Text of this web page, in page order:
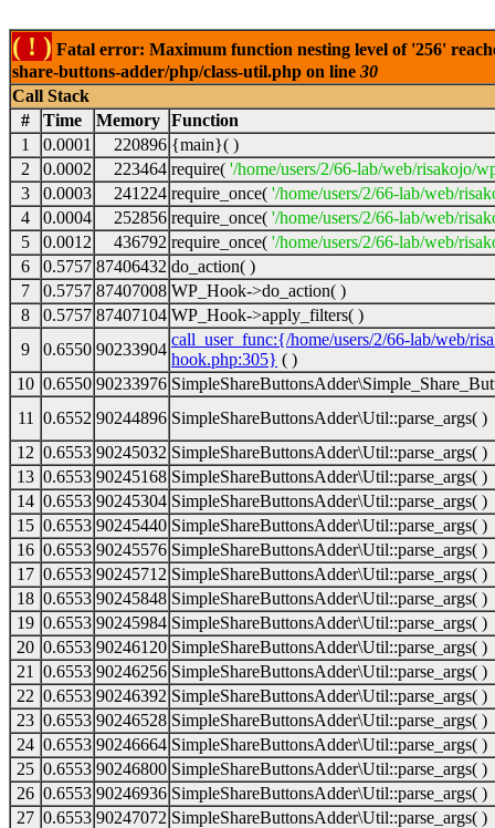
( ! ) Fatal error: Maximum function nesting level of '256'
share-buttons-adder/php/class-util.php on line 30
Call Stack
#
Time Memory Function
1
0.0001 220896 {main}( )
2
0.0002 223464 require( '/home/users/2/66-lab/web/risakojo/
3
0.0003 241224 require_once( '/home/users/2/66-lab/web/
4
0.0004 252856 require_once( '/home/users/2/66-lab/web/
5
0.0012 436792 require_once( '/home/users/2/66-lab/web/
6
0.5757 87406432 do_action( )
7
0.5757 87407008 WP_Hook->do_action( )
8
0.5757 87407104 WP_Hook->apply_filters( )
9
0.6550 90233904
call_user_func:{/home/users/2/66-lab/web/
hook.php:305} ( )
10 0.6550 90233976
11
0.6552 90244896 SimpleShareButtonsAdder\Util::parse_args( )
12 0.6553 90245032 SimpleShareButtonsAdder\Util::parse_args( )
13 0.6553 90245168 SimpleShareButtonsAdder\Util::parse_args( )
14 0.6553 90245304 SimpleShareButtonsAdder\Util::parse_args( )
15 0.6553 90245440 SimpleShareButtonsAdder\Util::parse_args( )
16 0.6553 90245576 SimpleShareButtonsAdder\Util::parse_args( )
17 0.6553 90245712 SimpleShareButtonsAdder\Util::parse_args( )
18 0.6553 90245848 SimpleShareButtonsAdder\Util::parse_args( )
19 0.6553 90245984 SimpleShareButtonsAdder\Util::parse_args( )
20 0.6553 90246120 SimpleShareButtonsAdder\Util::parse_args( )
21
0.6553 90246256 SimpleShareButtonsAdder\Util::parse_args( )
22 0.6553 90246392 SimpleShareButtonsAdder\Util::parse_args( )
23 0.6553 90246528 SimpleShareButtonsAdder\Util::parse_args( )
24 0.6553 90246664 SimpleShareButtonsAdder\Util::parse_args( )
25 0.6553 90246800 SimpleShareButtonsAdder\Util::parse_args( )
26 0.6553 90246936 SimpleShareButtonsAdder\Util::parse_args( )
27 0.6553 90247072 SimpleShareButtonsAdder\Util::parse_args( )